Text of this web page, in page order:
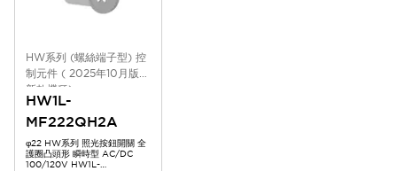
HW系列 (螺絲端子型) 控
制元件 ( 2025年10月版
新款機種)
HW1L-
MF222QH2A
φ22 HW系列 照光按鈕開關 全
護圈凸頭形 瞬時型 AC/DC
100/120V HW1L-